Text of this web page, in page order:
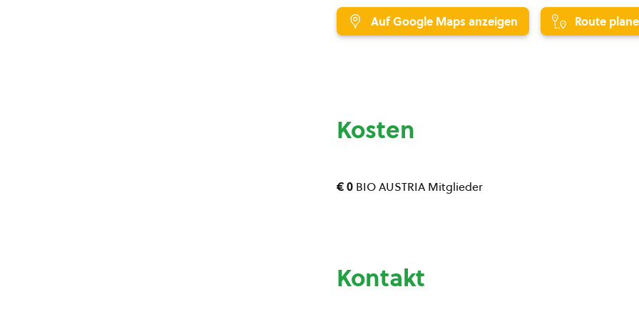
Auf Google Maps anzeigen Route
Kosten
€ 0 BIO AUSTRIA Mitglieder
Kontakt